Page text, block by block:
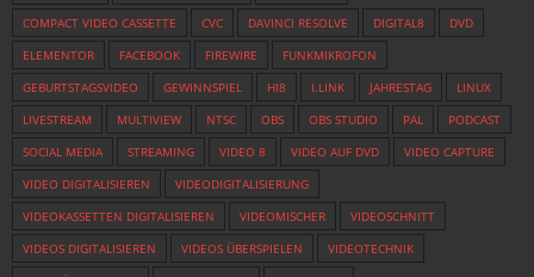
COMPACT VIDEO CASSETTE
CVC DAVINCI RESOLVE DIGITAL8
DVD
ELEMENTOR
FACEBOOK FIREWIRE
FUNKMIKROFON
GEBURTSTAGSVIDEO
GEWINNSPIEL HI8 I.LINK JAHRESTAG
LINUX
LIVESTREAM
MULTIVIEW NTSC OBS OBS STUDIO PAL
PODCAST
SOCIAL MEDIA
STREAMING VIDEO 8 VIDEO AUF DVD
VIDEO CAPTURE
VIDEO DIGITALISIEREN
VIDEODIGITALISIERUNG
VIDEOKASSETTEN DIGITALISIEREN
VIDEOMISCHER
VIDEOSCHNITT
VIDEOS DIGITALISIEREN
VIDEOS ÜBERSPIELEN
VIDEOTECHNIK